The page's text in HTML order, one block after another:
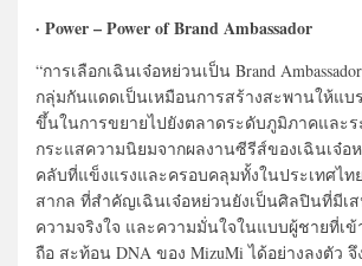
· Power – Power of Brand Ambassador
“การเลือกเฉินเจ๋อหย่วนเป็น Brand
กลุ่มกันแดดเป็นเหมือนการสร้างสะพานให้แบ
ขึ้นในการขยายไปยังตลาดระดับภูมิภาคและร
กระแสความนิยมจากผลงานซีรีส์ของเฉินเจ๋
คลับที่แข็งแรงและครอบคลุมทั้งในประเทศไท
สากล ที่สำคัญเฉินเจ๋อหย่วนยังเป็นศิลปินที่มีเ
ความจริงใจ และความมั่นใจในแบบผู้ชายที่เข้
ถือ สะท้อน DNA ของ MizuMi ได้อย่างลงตัว